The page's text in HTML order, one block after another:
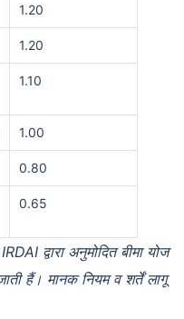
1.20
1.20
1.10
1.00
0.80
0.65
IRDAI द्वारा अनुमोदित बीमा योज
हैं। मानक नियम व शर्तें लागू